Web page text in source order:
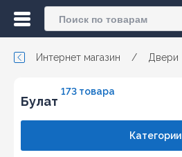
Интернет магазин / Двери
Булат
173 товара
Категории